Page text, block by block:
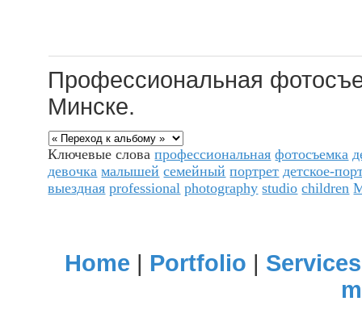
Профессиональная
Минске.
Ключевые словапрофессиональная фотосъемка
девочка малышей семейный портрет детское-
выездная professional photography studio children
Home | Portfolio | Services